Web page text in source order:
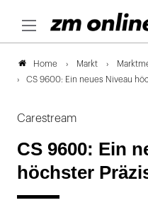
Home Markt
CS 9600: Ein neues Niveau
Carestream
CS 9600: Ein
höchster